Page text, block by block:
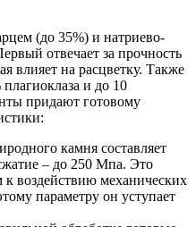
(до 35%) и натриево-
отвечает за прочность
влияет на расцветку. Также
и до 10
придают готовому
камня составляет
– до 250 Мпа. Это
к воздействию механических
параметру он уступает